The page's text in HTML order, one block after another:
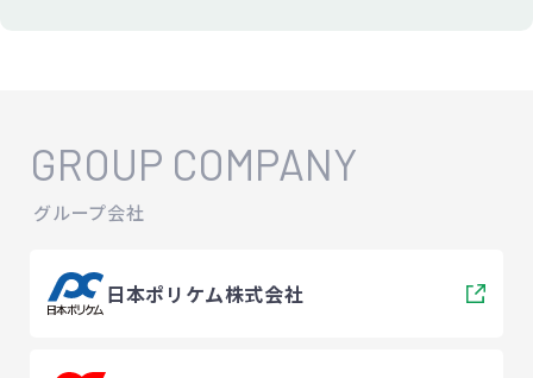
GROUP COMPANY
グループ会社
日本ポリケム株式会社